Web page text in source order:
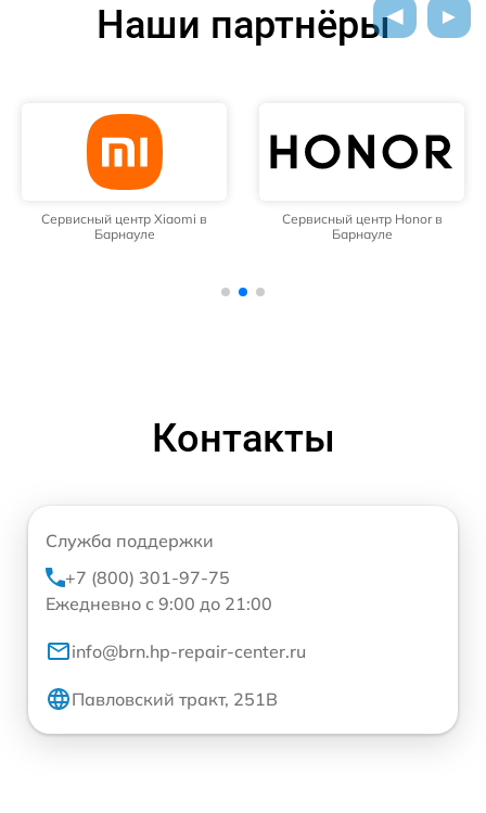
Наши партнёры
Сервисный центр Xiaomi в
Барнауле
Сервисный центр Honor в
Барнауле
Контакты
Служба поддержки
+7 (800) 301-97-75
Ежедневно с 9:00 до 21:00
info@brn.hp-repair-center.ru
Павловский тракт, 251В